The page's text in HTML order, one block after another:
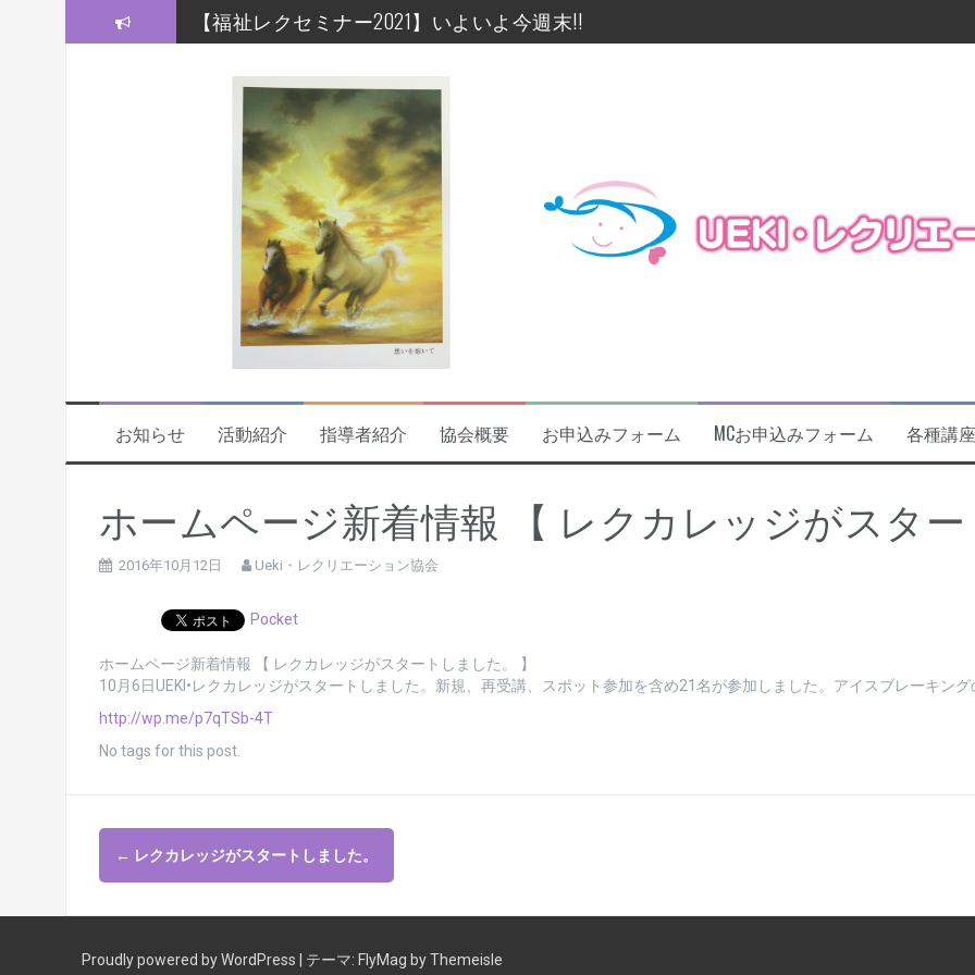
【福祉レクセミナー2021】いよいよ今週末!!
今年度の福祉レクセミナー、開催します！！！
福祉レクリエーションセミナー及びフォローアップ研修開催
福祉レクリエーションセミナー2023
モルック研修会をしました！
お知らせ 活動紹介 指導者紹介 協会概要 お申込みフォーム MCお申込みフォーム 各種講座
ホームページ新着情報 【 レクカレッジがスタ
2016年10月12日 Ueki・レクリエーション協会
Pocket
ホームページ新着情報 【 レクカレッジがスタートしました。 】
10月6日UEKI•レクカレッジがスタートしました。新規、再受講、スポット参加を含め21名が参加しました。アイスブレーキン
http://wp.me/p7qTSb-4T
No tags for this post.
投
稿
ナ
← レクカレッジがスタートしました。
Proudly powered by WordPress テーマ: FlyMag by Themeisle